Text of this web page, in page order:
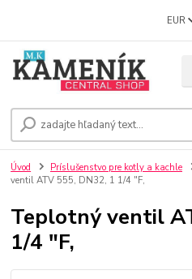
EUR
Úvod Príslušenstvo pre kotly a kachle
ventil ATV 555, DN32, 1 1/4 "F,
Teplotný ventil
1/4 "F,